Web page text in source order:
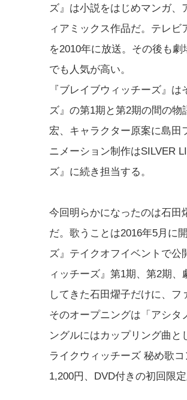
ズ』は小説をはじめマンガ
ィアミックス作品だ。テレビ
を2010年に放送。その後も
でも人気が高い。
『ブレイブウィッチーズ』
ズ』の第1期と第2期の間の
宏、キャラクター原案に島田
ニメーション制作はSILVER
ズ』に続き担当する。
今回明らかになったのは石田
だ。歌うことは2016年5月に
ズ』テイクオフイベントで公
ィッチーズ』第1期、第2期
してきた石田燿子だけに、フ
そのオープニングは「アシタ
ングルにはカップリング曲と
ライクウィッチーズ 秘め歌
1,200円、DVD付きの初回限